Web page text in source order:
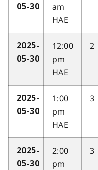
05-30
am
HAE
2025-
05-30
12:00
pm
HAE
2
2025-
05-30
1:00
pm
HAE
3
2025-
05-30
2:00
pm
3